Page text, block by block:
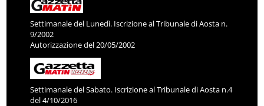
Settimanale del Lunedì. Iscrizione al Tribunale di Aosta n.
9/2002
Autorizzazione del 20/05/2002
Settimanale del Sabato. Iscrizione al Tribunale di Aosta n.4
del 4/10/2016